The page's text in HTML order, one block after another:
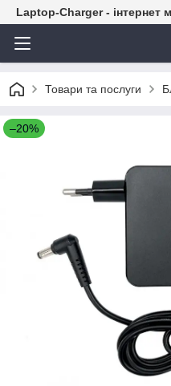
Laptop-Charger - інтернет
Товари та послуги
–20%